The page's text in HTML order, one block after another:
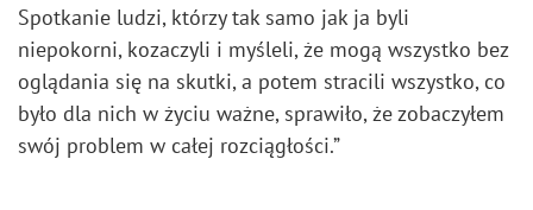
Spotkanie ludzi, którzy tak samo jak ja byli
niepokorni, kozaczyli i myśleli, że mogą wszystko bez
oglądania się na skutki, a potem stracili wszystko, co
było dla nich w życiu ważne, sprawiło, że zobaczyłem
swój problem w całej rozciągłości.”